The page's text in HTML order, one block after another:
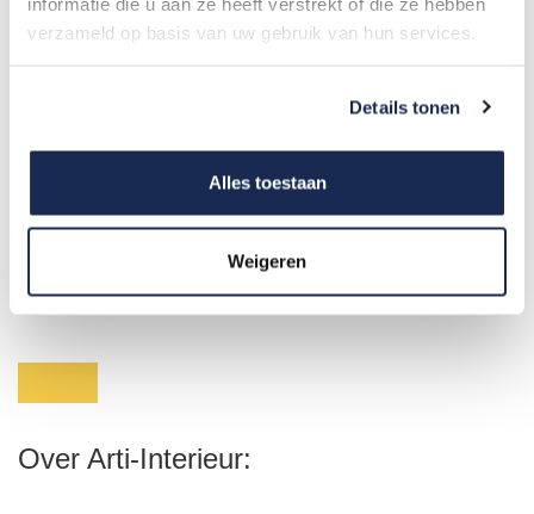
verzameld op basis van uw gebruik van hun services.
Details tonen
Alles toestaan
Weigeren
Openhaardkasten
Vloeren
Over Arti-Interieur: